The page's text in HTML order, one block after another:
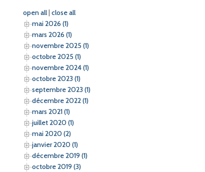
h
e
r
open all| close all
mai 2026 (1)
mars 2026 (1)
novembre 2025 (1)
octobre 2025 (1)
novembre 2024 (1)
octobre 2023 (1)
septembre 2023 (1)
décembre 2022 (1)
mars 2021 (1)
juillet 2020 (1)
mai 2020 (2)
janvier 2020 (1)
décembre 2019 (1)
octobre 2019 (3)